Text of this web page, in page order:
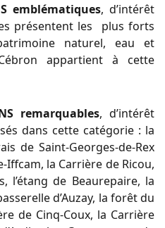
emblématiques, d’intérêt
présentent les plus forts
naturel, eau et
appartient à cette
remarquables, d’intérêt
dans cette catégorie : la
de Saint-Georges-de-Rex
Iffcam, la Carrière de Ricou,
l’étang de Beaurepaire, la
d’Auzay, la forêt du
de Cinq-Coux, la Carrière